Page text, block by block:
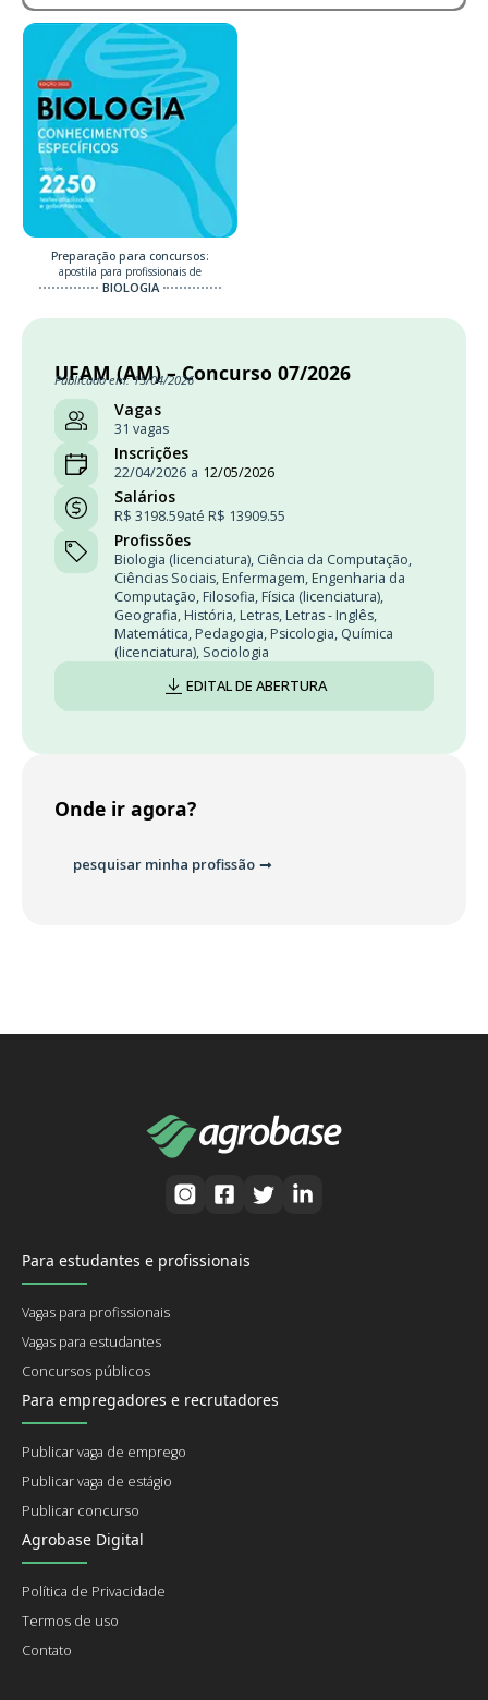
Preparação para concursos:
apostila para profissionais de
BIOLOGIA
UFAM (AM) – Concurso 07/2026
Publicado em: 15/04/2026
Vagas
31 vagas
Inscrições
22/04/2026 a 12/05/2026
Salários
R$ 3198.59até R$ 13909.55
Profissões
Biologia (licenciatura), Ciência da Computação,
Ciências Sociais, Enfermagem, Engenharia da
Computação, Filosofia, Física (licenciatura),
Geografia, História, Letras, Letras - Inglês,
Matemática, Pedagogia, Psicologia, Química
(licenciatura), Sociologia
EDITAL DE ABERTURA
Onde ir agora?
pesquisar minha profissão
Para estudantes e profissionais
Vagas para profissionais
Vagas para estudantes
Concursos públicos
Para empregadores e recrutadores
Publicar vaga de emprego
Publicar vaga de estágio
Publicar concurso
Agrobase Digital
Política de Privacidade
Termos de uso
Contato